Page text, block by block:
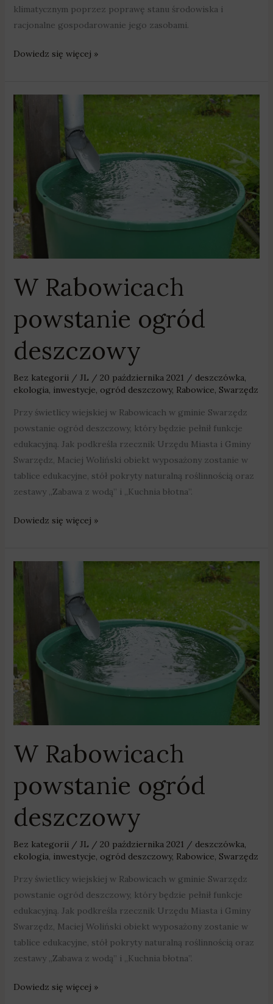
klimatycznym poprzez poprawę stanu środowiska i
racjonalne gospodarowanie jego zasobami.
Dowiedz się więcej »
W Rabowicach
powstanie ogród
deszczowy
Bez kategorii / JL / 20 października 2021 / deszczówka
ekologia inwestycje ogród deszczowy, Rabowice Swarzędz
Przy świetlicy wiejskiej w Rabowicach w gminie Swarzędz
powstanie ogród deszczowy, który będzie pełnił funkcje
edukacyjną. Jak podkreśla rzecznik Urzędu Miasta i Gminy
Swarzędz, Maciej Woliński obiekt wyposażony zostanie w
tablice edukacyjne, stół pokryty naturalną roślinnością oraz
zestawy „Zabawa z wodą” i „Kuchnia błotna”.
W
deszczowy
Dowiedz się więcej »
W Rabowicach
powstanie ogród
deszczowy
Bez kategorii / JL / 20 października 2021 / deszczówka
ekologia inwestycje ogród deszczowy, Rabowice Swarzędz
Przy świetlicy wiejskiej w Rabowicach w gminie Swarzędz
powstanie ogród deszczowy, który będzie pełnił funkcje
edukacyjną. Jak podkreśla rzecznik Urzędu Miasta i Gminy
Swarzędz, Maciej Woliński obiekt wyposażony zostanie w
tablice edukacyjne, stół pokryty naturalną roślinnością oraz
zestawy „Zabawa z wodą” i „Kuchnia błotna”.
W
deszczowy
Dowiedz się więcej »